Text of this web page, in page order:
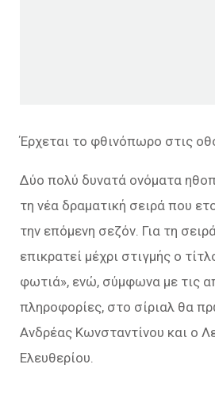
Έρχεται το φθινόπωρο στις
Δύο πολύ δυνατά ονόματα
τη νέα δραματική σειρά που
την επόμενη σεζόν. Για τη
επικρατεί μέχρι στιγμής ο
φωτιά», ενώ, σύμφωνα με τις
πληροφορίες, στο σίριαλ θα
Ανδρέας Κωνσταντίνου και ο
Ελευθερίου.